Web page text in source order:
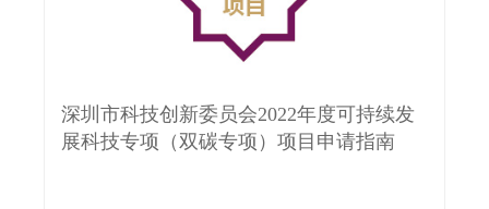
深圳市科技创新委员会2022年度可持续发
展科技专项（双碳专项）项目申请指南